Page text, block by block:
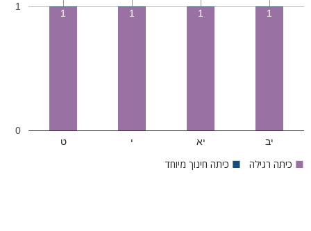
ט י יא יב
0
1
1 1 1 1
■ כיתה רגילה ■ כיתה חינוך מיוחד